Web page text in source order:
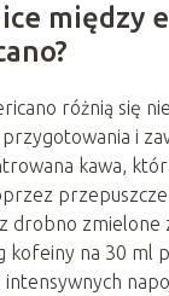
między
różnią się
i
kawa,
drobno zmielone
kofeiny na 30 ml